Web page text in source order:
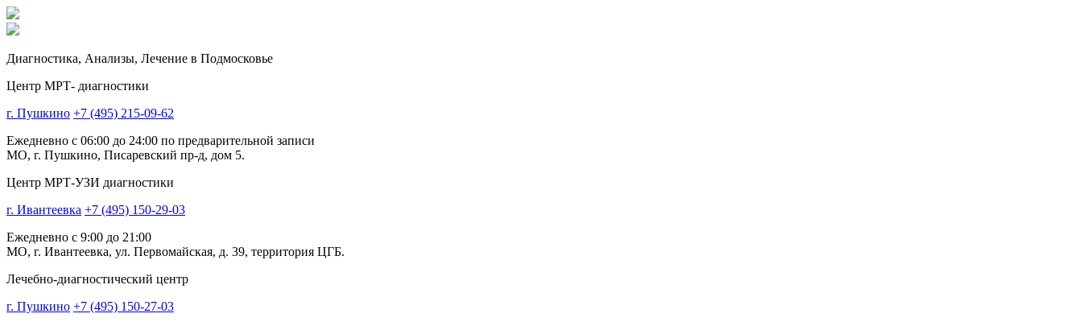
Диагностика, Анализы, Лечение в Подмосковье
Центр МРТ- диагностики
г. Пушкино +7 (495) 215-09-62
Ежедневно с 06:00 до 24:00 по предварительной записи
МО, г. Пушкино, Писаревский пр-д, дом 5.
Центр МРТ-УЗИ диагностики
г. Ивантеевка +7 (495) 150-29-03
Ежедневно с 9:00 до 21:00
МО, г. Ивантеевка, ул. Первомайская, д. 39, территория ЦГБ.
Лечебно-диагностический центр
г. Пушкино +7 (495) 150-27-03